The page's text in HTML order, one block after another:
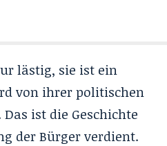
lästig, sie ist ein
von ihrer politischen
ist die Geschichte
der Bürger verdient.